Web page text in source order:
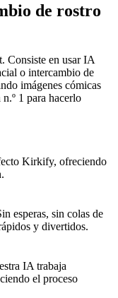
de rostro
Consiste en usar IA
o intercambio de
imágenes cómicas
1 para hacerlo
Kirkify, ofreciendo
esperas, sin colas de
y divertidos.
IA trabaja
el proceso